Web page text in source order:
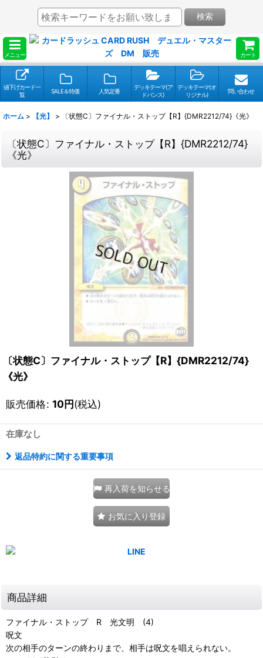
メニュー カート
検索
値下げカード一
覧
SALE＆特価 人気定番
デッキテーマ(ア
ドバンス)
デッキテーマ(オ
リジナル)
問い合わせ
ホーム > 【光】 > 〔状態C〕ファイナル・ストップ【R】{DMR2212/74}《光》
〔状態C〕ファイナル・ストップ【R】{DMR2212/74}
《光》
〔状態C〕ファイナル・ストップ【R】{DMR2212/74}
《光》
販売価格: 10円(税込)
在庫なし
返品特約に関する重要事項
再入荷を知らせる
お気に入り登録
商品詳細
ファイナル・ストップ R 光文明 (4)
呪文
次の相手のターンの終わりまで、相手は呪文を唱えられない。